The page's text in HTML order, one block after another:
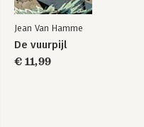
Jean Van Hamme
De vuurpijl
€ 11,99